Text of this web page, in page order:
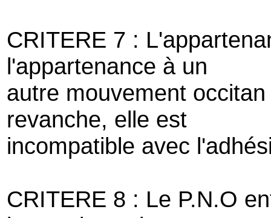
CRITERE 7 :
l'appartenance à un
autre mouvement
revanche, elle est
incompatible avec
CRITERE 8 : Le P.N.O